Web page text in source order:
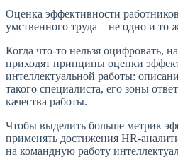
Оценка эффективности
умственного труда – не одно и то
Когда что-то нельзя оцифровать,
приходят принципы оценки
интеллектуальной работы:
такого специалиста, его зоны
качества работы.
Чтобы выделить больше метрик
применять достижения HR-
на командную работу